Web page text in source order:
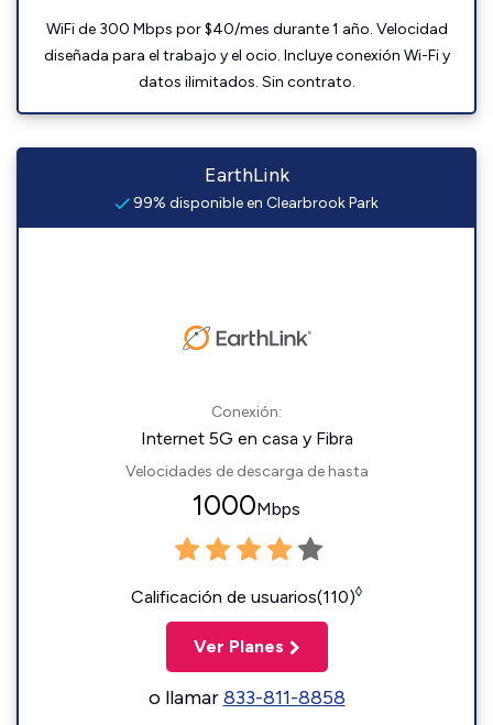
WiFi de 300 Mbps por $40/mes durante 1 año. Velocidad
diseñada para el trabajo y el ocio. Incluye conexión Wi-Fi y
datos ilimitados. Sin contrato.
EarthLink
99% disponible en Clearbrook Park
Conexión:
Internet 5G en casa y Fibra
Velocidades de descarga de hasta
1000Mbps
Calificación de usuarios(110)◊
Ver Planes
o llamar833-811-8858